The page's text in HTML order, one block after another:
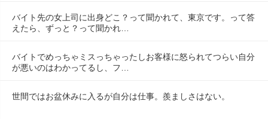
バイト先の女上司に出身どこ？って聞かれて、東京です。って答
えたら、ずっと？って聞かれ…
バイトでめっちゃミスっちゃったしお客様に怒られてつらい自分
が悪いのはわかってるし、フ…
世間ではお盆休みに入るが自分は仕事。羨ましさはない。